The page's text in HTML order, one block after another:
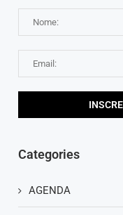
Categories
AGENDA